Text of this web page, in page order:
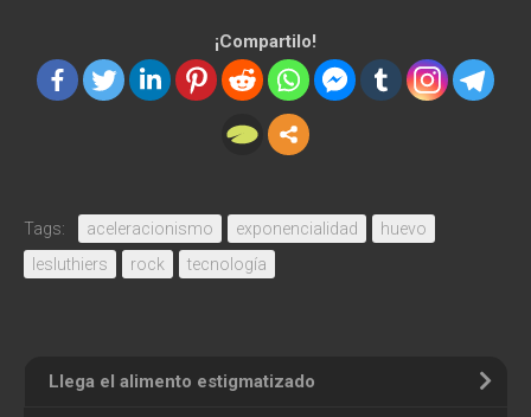
¡Compartilo!
Tags: aceleracionismo exponencialidad
huevo
lesluthiers
rock tecnología
Llega el alimento estigmatizado